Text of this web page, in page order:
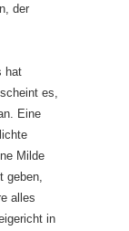
der
hat
es,
Eine
Milde
geben,
alles
in